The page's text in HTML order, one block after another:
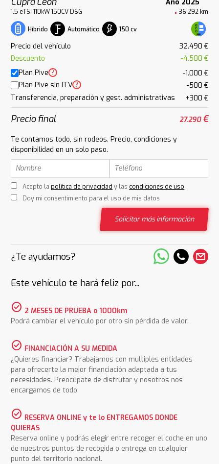
Año 2025
1.5 eTSI 110kW 150CV DSG 36.292 km
Híbrido Automático 150 cv
Precio del vehículo
32.490 €
Descuento
-4.500 €
Plan Pive ?
-1.000 €
Plan Pive sin ITV ?
-500 €
Transferencia, preparación y gest. administrativas
+300 €
Precio final 27.290€
Te contamos todo, sin rodeos. Precio, condiciones y
disponibilidad en un solo paso.
Acepto la política de privacidad y las condiciones de uso
Doy mi consentimiento para el uso de mis datos
Solicitar más información
¿Te ayudamos?
Este vehículo te hará feliz por...
check_circle 2 MESES DE PRUEBA o 1000km
Podrá cambiar el vehículo por otro sin pérdida de valor.
check_circle FINANCIACIÓN A SU MEDIDA
¿Quieres financiar? Trabajamos con multiples entidades
para ofrecerte la mejor financiación adaptada a tus
necesidades. Preocúpate de disfrutar y nosotros nos
encargamos de todo
check_circle RESERVA ONLINE y te lo ENTREGAMOS DONDE
QUIERAS
Reserva online y podrás elegir entre recoger el coche en uno
de nuestros puntos de recogida o entrega en cualquier
punto del territorio nacional.